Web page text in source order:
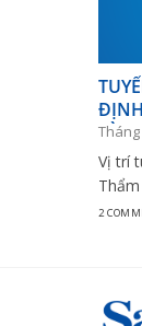
TÀU
Vị trí
2